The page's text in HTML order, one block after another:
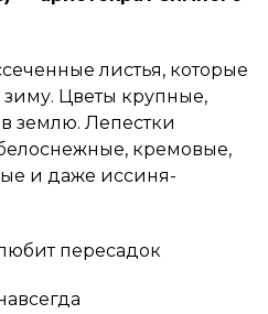
листья, которые
Цветы крупные,
землю. Лепестки
кремовые,
и даже иссиня-
пересадок